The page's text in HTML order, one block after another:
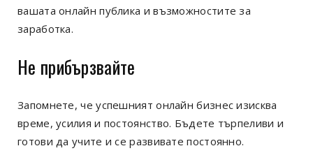
вашата онлайн публика и възможностите за
заработка.
Не прибързвайте
Запомнете, че успешният онлайн бизнес изисква
време, усилия и постоянство. Бъдете търпеливи и
готови да учите и се развивате постоянно.